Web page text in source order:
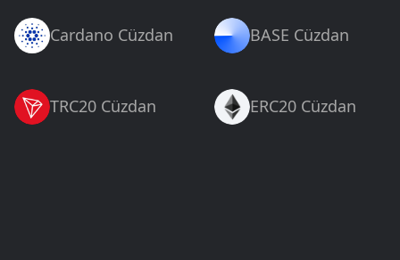
Cardano Cüzdan BASE Cüzdan
TRC20 Cüzdan ERC20 Cüzdan